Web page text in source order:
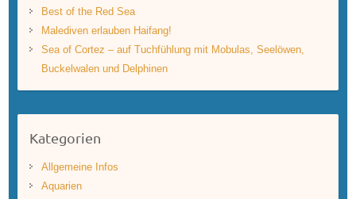
Best of the Red Sea
Malediven erlauben Haifang!
Sea of Cortez – auf Tuchfühlung mit Mobulas, Seelöwen,
Buckelwalen und Delphinen
Kategorien
Allgemeine Infos
Aquarien